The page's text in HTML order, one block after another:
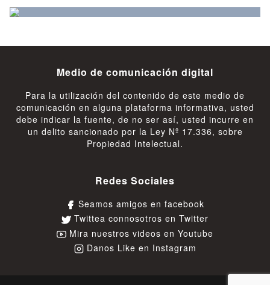
Medio de comunicación digital
Para la utilización del contenido de este medio de
comunicación en alguna plataforma informativa, usted
debe indicar la fuente, de no ser así, usted incurre en
un delito sancionado por la Ley Nº 17.336, sobre
Propiedad Intelectual.
Redes Sociales
Seamos amigos en facebook
Twittea connosotros en Twitter
Mira nuestros videos en Youtube
Danos Like en Instagram